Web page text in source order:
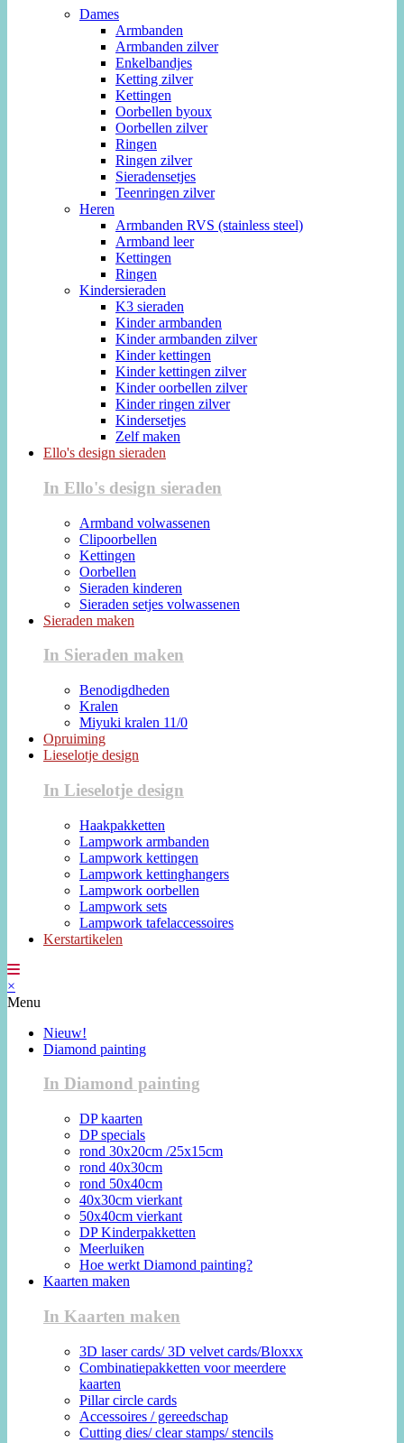
Dames
Armbanden
Armbanden zilver
Enkelbandjes
Ketting zilver
Kettingen
Oorbellen byoux
Oorbellen zilver
Ringen
Ringen zilver
Sieradensetjes
Teenringen zilver
Heren
Armbanden RVS (stainless steel)
Armband leer
Kettingen
Ringen
Kindersieraden
K3 sieraden
Kinder armbanden
Kinder armbanden zilver
Kinder kettingen
Kinder kettingen zilver
Kinder oorbellen zilver
Kinder ringen zilver
Kindersetjes
Zelf maken
Ello's design sieraden
In Ello's design sieraden
Armband volwassenen
Clipoorbellen
Kettingen
Oorbellen
Sieraden kinderen
Sieraden setjes volwassenen
Sieraden maken
In Sieraden maken
Benodigdheden
Kralen
Miyuki kralen 11/0
Opruiming
Lieselotje design
In Lieselotje design
Haakpakketten
Lampwork armbanden
Lampwork kettingen
Lampwork kettinghangers
Lampwork oorbellen
Lampwork sets
Lampwork tafelaccessoires
Kerstartikelen
×
Menu
Nieuw!
Diamond painting
In Diamond painting
DP kaarten
DP specials
rond 30x20cm /25x15cm
rond 40x30cm
rond 50x40cm
40x30cm vierkant
50x40cm vierkant
DP Kinderpakketten
Meerluiken
Hoe werkt Diamond painting?
Kaarten maken
In Kaarten maken
3D laser cards/ 3D velvet cards/Bloxxx
Combinatiepakketten voor meerdere
kaarten
Pillar circle cards
Accessoires / gereedschap
Cutting dies/ clear stamps/ stencils